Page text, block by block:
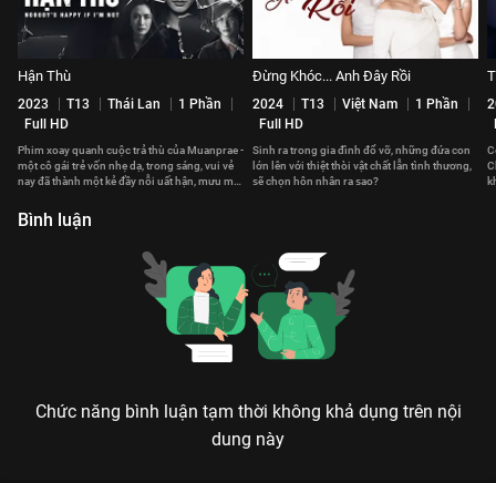
Hận Thù
2023 T13 Thái Lan
1 Phần
Full HD
Phim xoay quanh cuộc trả thù của Muanprae -
một cô gái trẻ vốn nhẹ dạ, trong sáng, vui vẻ
nay đã thành một kẻ đầy nỗi uất hận, mưu mô
Đừng Khóc... Anh Đây Rồi
2024 T13 Việt Nam
1 Phần
Full HD
Sinh ra trong gia đình đổ vỡ, những đứa con
lớn lên với thiệt thòi vật chất lẫn tình thương,
sẽ chọn hôn nhân ra sao?
Bình luận
Chức năng bình luận tạm thời không khả dụng trên nội
dung này